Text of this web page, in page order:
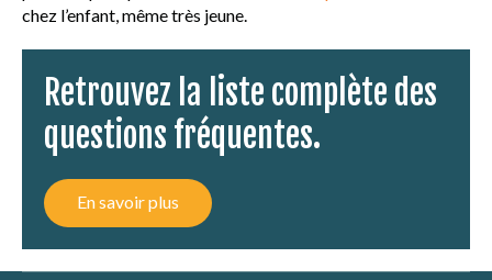
LEXIQUE
chez l’enfant, même très jeune.
Retrouvez la liste complète des
questions fréquentes.
En savoir plus